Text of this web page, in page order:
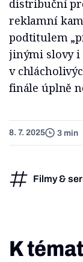
distribuční
reklamní
podtitulem
jinými slovy i
v
finále úplně
8. 7. 2025 3 min
Filmy &
K